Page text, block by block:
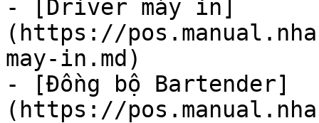
- [Driver máy in]
(https://
may-in.md)
- [Đồng bộ Bartender]
(https://